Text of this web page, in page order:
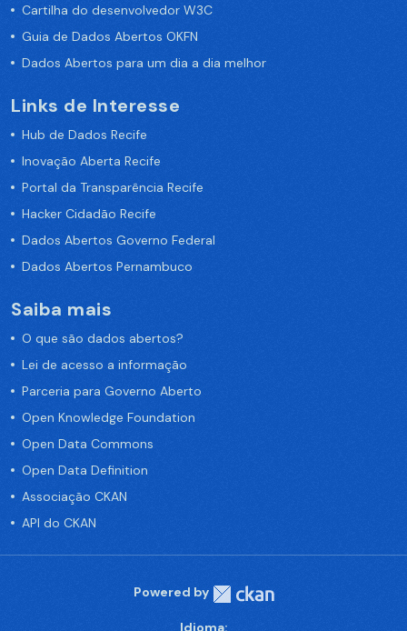
Cartilha do desenvolvedor W3C
Guia de Dados Abertos OKFN
Dados Abertos para um dia a dia melhor
Links de Interesse
Hub de Dados Recife
Inovação Aberta Recife
Portal da Transparência Recife
Hacker Cidadão Recife
Dados Abertos Governo Federal
Dados Abertos Pernambuco
Saiba mais
O que são dados abertos?
Lei de acesso a informação
Parceria para Governo Aberto
Open Knowledge Foundation
Open Data Commons
Open Data Definition
Associação CKAN
API do CKAN
Powered by
Idioma